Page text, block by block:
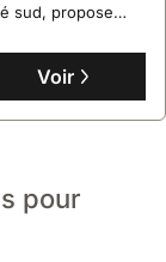
sud, propose
expresso et une
confortable.
Voir
pour